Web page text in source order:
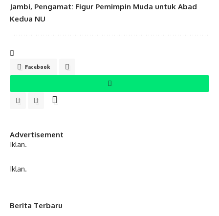
Jambi, Pengamat: Figur Pemimpin Muda untuk Abad
Kedua NU
Facebook
Advertisement
Iklan.
Iklan.
Berita Terbaru